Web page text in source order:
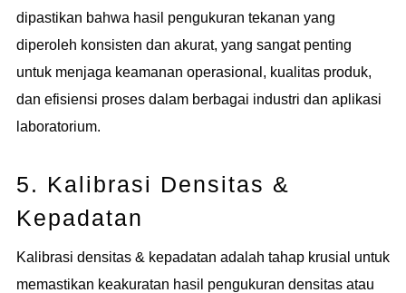
dipastikan bahwa hasil pengukuran tekanan yang
diperoleh konsisten dan akurat, yang sangat penting
untuk menjaga keamanan operasional, kualitas produk,
dan efisiensi proses dalam berbagai industri dan aplikasi
laboratorium.
5. Kalibrasi Densitas &
Kepadatan
Kalibrasi densitas & kepadatan adalah tahap krusial untuk
memastikan keakuratan hasil pengukuran densitas atau